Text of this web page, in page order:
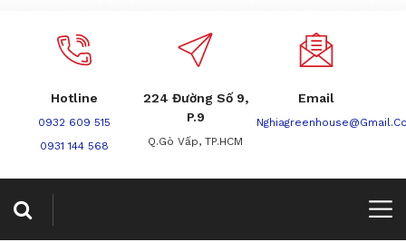
Hotline
0932 609 515
0931 144 568
224 Đường Số 9,
P.9
Q.Gò Vấp, TP.HCM
Email